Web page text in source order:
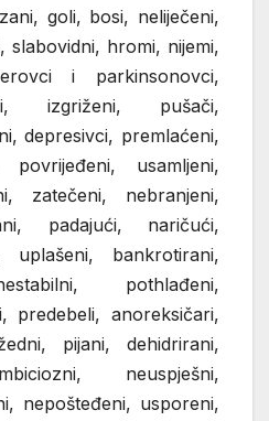
goli, bosi, neliječeni,
slabovidni, hromi, nijemi,
i parkinsonovci,
izgriženi, pušači,
depresivci, premlaćeni,
usamljeni,
zatečeni, nebranjeni,
padajući, naričući,
uplašeni, bankrotirani,
pothlađeni,
predebeli, anoreksičari,
pijani, dehidrirani,
neuspješni,
nepošteđeni, usporeni,